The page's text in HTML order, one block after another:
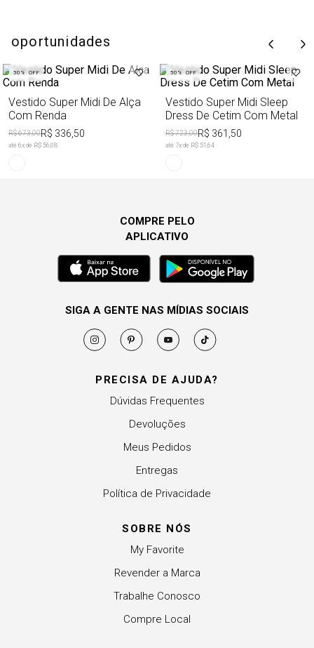
oportunidades
50% OFF
Vestido Super Midi De Alça
Com Renda
R$ 673,00R$ 336,50
até 6x de R$ 56,08
50% OFF
Vestido Super Midi Sleep
Dress De Cetim Com Metal
R$ 723,00R$ 361,50
até 7x de R$ 51,64
PRECISA DE AJUDA?
Dúvidas Frequentes
Devoluções
Meus Pedidos
Entregas
Política de Privacidade
SOBRE NÓS
My Favorite
Revender a Marca
Trabalhe Conosco
Compre Local
COMPRE PELO
APLICATIVO
SIGA A GENTE NAS MÍDIAS SOCIAIS